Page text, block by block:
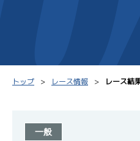
トップ レース情報 レース結
一般